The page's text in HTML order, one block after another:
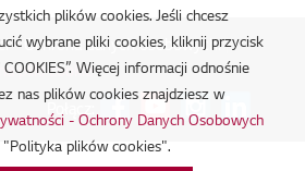
- Ochrona danych osobowych.|
pliki cookie
Połącz:
plików cookies. Jeśli chcesz
wybrane pliki cookies, kliknij przycisk
COOKIES”. Więcej informacji odnośnie
nas plików cookies znajdziesz w
- Ochrony Danych Osobowych
"Polityka plików cookies".